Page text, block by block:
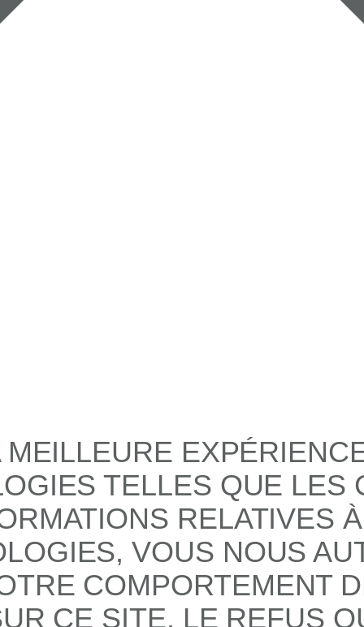
TELLES QUE LES
RELATIVES
VOUS NOUS
COMPORTEMENT
CE SITE. LE REFUS